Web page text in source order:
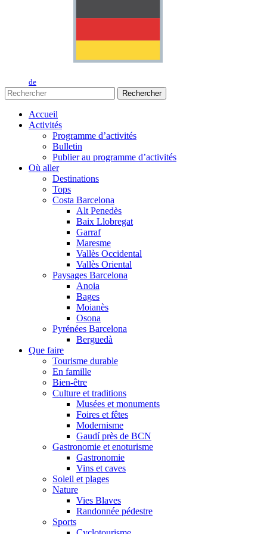
de
Rechercher
Accueil
Activités
Programme d’activités
Bulletin
Publier au programme d’activités
Où aller
Destinations
Tops
Costa Barcelona
Alt Penedès
Baix Llobregat
Garraf
Maresme
Vallès Occidental
Vallès Oriental
Paysages Barcelona
Anoia
Bages
Moianès
Osona
Pyrénées Barcelona
Berguedà
Que faire
Tourisme durable
En famille
Bien-être
Culture et traditions
Musées et monuments
Foires et fêtes
Modernisme
Gaudí près de BCN
Gastronomie et enoturisme
Gastronomie
Vins et caves
Soleil et plages
Nature
Vies Blaves
Randonnée pédestre
Sports